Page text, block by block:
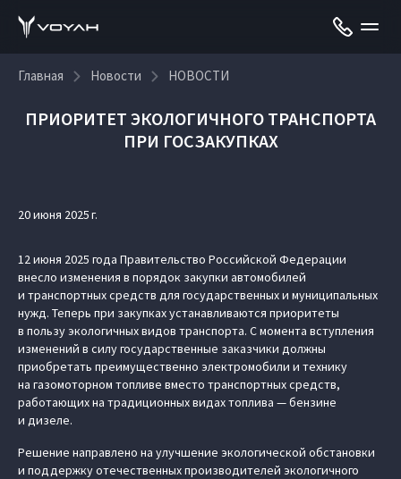
Главная Новости НОВОСТИ
ПРИОРИТЕТ ЭКОЛОГИЧНОГО ТРАНСПОРТА
ПРИ ГОСЗАКУПКАХ
20 июня 2025 г.
12 июня 2025 года Правительство Российской Федерации
внесло изменения в порядок закупки автомобилей
и транспортных средств для государственных и муниципальных
нужд. Теперь при закупках устанавливаются приоритеты
в пользу экологичных видов транспорта. С момента вступления
изменений в силу государственные заказчики должны
приобретать преимущественно электромобили и технику
на газомоторном топливе вместо транспортных средств,
работающих на традиционных видах топлива — бензине
и дизеле.
Решение направлено на улучшение экологической обстановки
и поддержку отечественных производителей экологичного